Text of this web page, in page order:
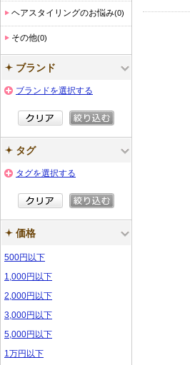
ヘアスタイリングのお悩み(0)
その他(0)
ブランド
ブランドを選択する
タグ
タグを選択する
価格
500円以下
1,000円以下
2,000円以下
3,000円以下
5,000円以下
1万円以下